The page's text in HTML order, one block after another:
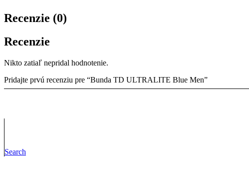
Recenzie (0)
Recenzie
Nikto zatiaľ nepridal hodnotenie.
Pridajte prvú recenziu pre “Bunda TD ULTRALITE Blue Men”
Search